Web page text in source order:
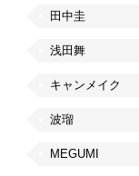
田中圭
浅田舞
キャンメイク
波瑠
MEGUMI